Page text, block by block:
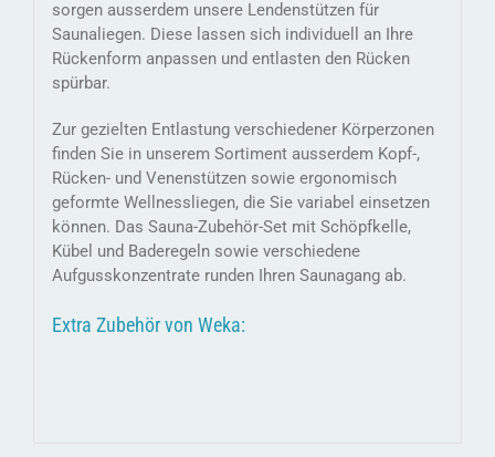
sorgen ausserdem unsere Lendenstützen für
Saunaliegen. Diese lassen sich individuell an Ihre
Rückenform anpassen und entlasten den Rücken
spürbar.
Zur gezielten Entlastung verschiedener Körperzonen
finden Sie in unserem Sortiment ausserdem Kopf-,
Rücken- und Venenstützen sowie ergonomisch
geformte Wellnessliegen, die Sie variabel einsetzen
können. Das Sauna-Zubehör-Set mit Schöpfkelle,
Kübel und Baderegeln sowie verschiedene
Aufgusskonzentrate runden Ihren Saunagang ab.
Extra Zubehör von Weka: